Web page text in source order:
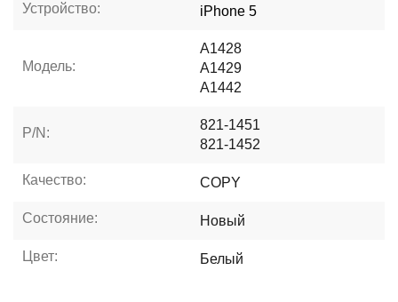
Устройство: iPhone 5
Модель:
A1428
A1429
A1442
P/N:
821-1451
821-1452
Качество: COPY
Состояние: Новый
Цвет: Белый